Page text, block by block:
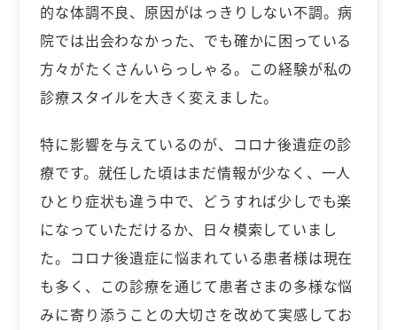
的な体調不良、原因がはっきりしない不調。病
院では出会わなかった、でも確かに困っている
方々がたくさんいらっしゃる。この経験が私の
診療スタイルを大きく変えました。
特に影響を与えているのが、コロナ後遺症の診
療です。就任した頃はまだ情報が少なく、一人
ひとり症状も違う中で、どうすれば少しでも楽
になっていただけるか、日々模索していまし
た。コロナ後遺症に悩まれている患者様は現在
も多く、この診療を通じて患者さまの多様な悩
みに寄り添うことの大切さを改めて実感してお